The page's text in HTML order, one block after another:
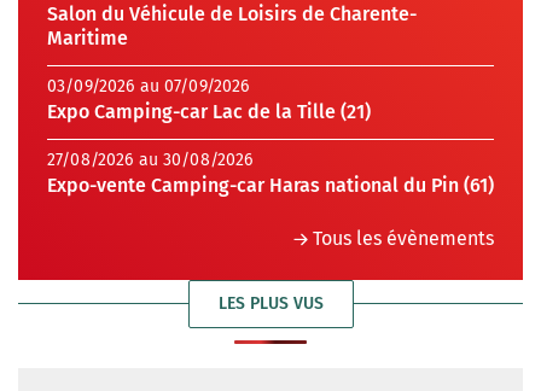
Salon du Véhicule de Loisirs de Charente-
Maritime
03/09/2026 au 07/09/2026
Expo Camping-car Lac de la Tille (21)
27/08/2026 au 30/08/2026
Expo-vente Camping-car Haras national du Pin (61)
Tous les évènements
LES PLUS VUS